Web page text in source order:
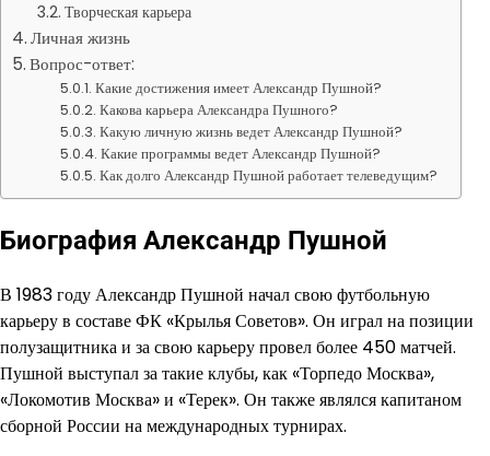
Творческая карьера
Личная жизнь
Вопрос-ответ:
Какие достижения имеет Александр Пушной?
Какова карьера Александра Пушного?
Какую личную жизнь ведет Александр Пушной?
Какие программы ведет Александр Пушной?
Как долго Александр Пушной работает телеведущим?
Биография Александр Пушной
В 1983 году Александр Пушной начал свою футбольную
карьеру в составе ФК «Крылья Советов». Он играл на позиции
полузащитника и за свою карьеру провел более 450 матчей.
Пушной выступал за такие клубы, как «Торпедо Москва»,
«Локомотив Москва» и «Терек». Он также являлся капитаном
сборной России на международных турнирах.